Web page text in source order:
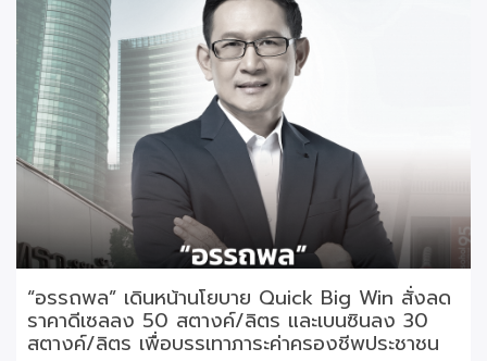
“อรรถพล” เดินหน้านโยบาย Quick Big Win สั่งลด
ราคาดีเซลลง 50 สตางค์/ลิตร และเบนซินลง 30
สตางค์/ลิตร เพื่อบรรเทาภาระค่าครองชีพประชาชน